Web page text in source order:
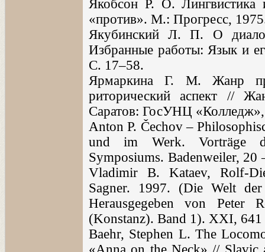
Якобсон Р. О. Лингвистика
«против». М.: Прогресс,
Якубинский Л. П. О
Избранные работы: Язык и
С. 17–58.
Ярмаркина Г. М. Жанр
риторический аспект //
Саратов: ГосУНЦ
Anton P. Čechov –
und im Werk. Vorträge
Symposiums. Badenweiler,
Vladimir B. Kataev, Rolf-
Sagner. 1997. (Die Welt
Herausgegeben von Peter
(Konstanz). Band 1). XXI, 641
Baehr, Stephen L. The